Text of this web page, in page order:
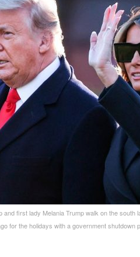
first lady Melania Trump walk on the south
for the holidays with a government shutdown